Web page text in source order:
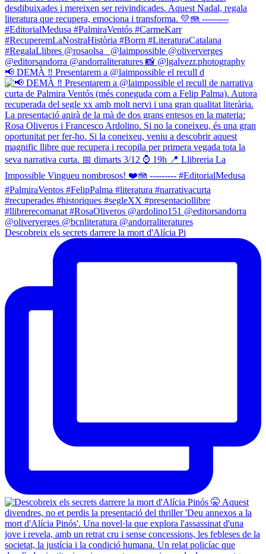
📢 DEMÀ ‼️ Presentarem a @laimpossible el recull d
Descobreix els secrets darrere la mort d'Alícia Pi